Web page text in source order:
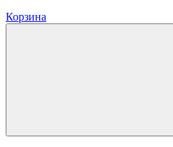
Корзина